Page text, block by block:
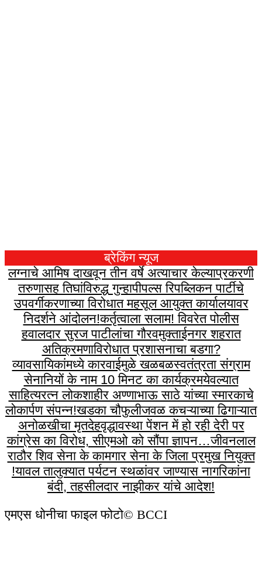
ब्रेकिंग न्यूज
लग्नाचे आमिष दाखवून तीन वर्षे अत्याचार केल्याप्रकरणी
तरुणासह तिघांविरुद्ध गुन्हापीपल्स रिपब्लिकन पार्टीचे
उपवर्गीकरणाच्या विरोधात महसूल आयुक्त कार्यालयावर
निदर्शने आंदोलन!कर्तृत्वाला सलाम! विवरेत पोलीस
हवालदार सुरज पाटीलांचा गौरवमुक्ताईनगर शहरात
अतिक्रमणाविरोधात प्रशासनाचा बडगा?
व्यावसायिकांमध्ये कारवाईमुळे खळबळस्वतंत्रता संग्राम
सेनानियों के नाम 10 मिनट का कार्यक्रमयेवल्यात
साहित्यरत्न लोकशाहीर अण्णाभाऊ साठे यांच्या स्मारकाचे
लोकार्पण संपन्न!खडका चौफुलीजवळ कचऱ्याच्या ढिगाऱ्यात
अनोळखीचा मृतदेहवृद्धावस्था पेंशन में हो रही देरी पर
कांग्रेस का विरोध, सीएमओ को सौंपा ज्ञापन…जीवनलाल
राठौर शिव सेना के कामगार सेना के जिला प्रमुख नियुक्त
!यावल तालुक्यात पर्यटन स्थळांवर जाण्यास नागरिकांना
बंदी, तहसीलदार नाझीकर यांचे आदेश!
एमएस धोनीचा फाइल फोटो© BCCI